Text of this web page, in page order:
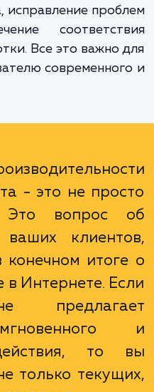
что
верстки
быстрой загрузкой.
Все это важно
- это не
Это вопрос